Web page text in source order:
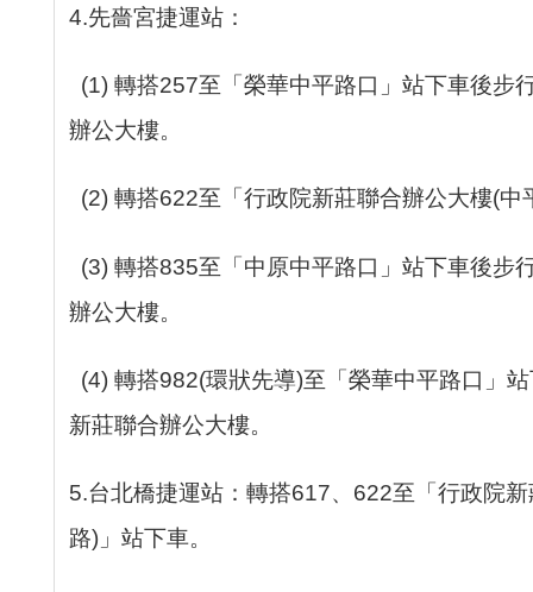
4.先嗇宮捷運站：
(1) 轉搭257至「榮華中平路口」站下車後步
辦公大樓。
(2) 轉搭622至「行政院新莊聯合辦公大樓(中
(3) 轉搭835至「中原中平路口」站下車後步
辦公大樓。
(4) 轉搭982(環狀先導)至「榮華中平路口」
新莊聯合辦公大樓。
5.台北橋捷運站：轉搭617、622至「行政院
路)」站下車。